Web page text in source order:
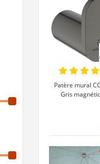
Patère mural
Gris